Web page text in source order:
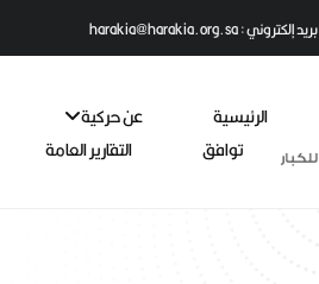
بريد إلكتروني : harakia@harakia.org.sa
الرئيسية عن حركية
توافق
التقارير العامة